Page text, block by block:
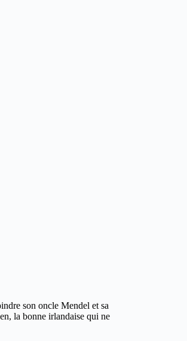
son oncle Mendel et sa
la bonne irlandaise qui ne